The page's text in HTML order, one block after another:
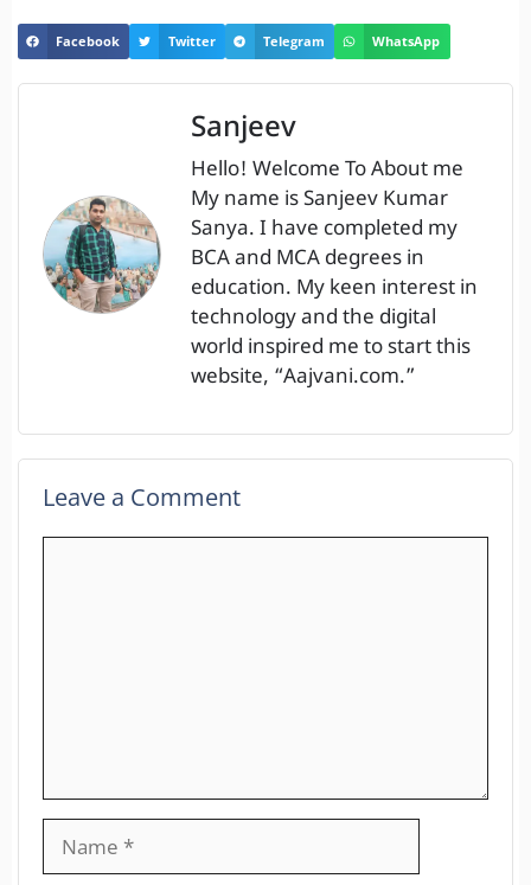
Facebook Twitter Telegram WhatsApp
Sanjeev
Hello! Welcome To About me
My name is Sanjeev Kumar
Sanya. I have completed my
BCA and MCA degrees in
education. My keen interest in
technology and the digital
world inspired me to start this
website, “Aajvani.com.”
Leave a Comment